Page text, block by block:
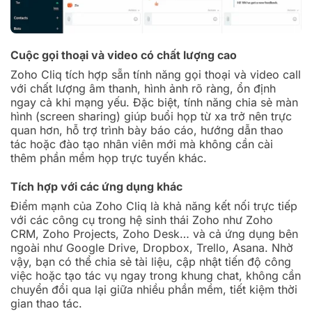
Cuộc gọi thoại và video có chất lượng cao
Zoho Cliq tích hợp sẵn tính năng gọi thoại và video call
với chất lượng âm thanh, hình ảnh rõ ràng, ổn định
ngay cả khi mạng yếu. Đặc biệt, tính năng chia sẻ màn
hình (screen sharing) giúp buổi họp từ xa trở nên trực
quan hơn, hỗ trợ trình bày báo cáo, hướng dẫn thao
tác hoặc đào tạo nhân viên mới mà không cần cài
thêm phần mềm họp trực tuyến khác.
Tích hợp với các ứng dụng khác
Điểm mạnh của Zoho Cliq là khả năng kết nối trực tiếp
với các công cụ trong hệ sinh thái Zoho như Zoho
CRM, Zoho Projects, Zoho Desk… và cả ứng dụng bên
ngoài như Google Drive, Dropbox, Trello, Asana. Nhờ
vậy, bạn có thể chia sẻ tài liệu, cập nhật tiến độ công
việc hoặc tạo tác vụ ngay trong khung chat, không cần
chuyển đổi qua lại giữa nhiều phần mềm, tiết kiệm thời
gian thao tác.